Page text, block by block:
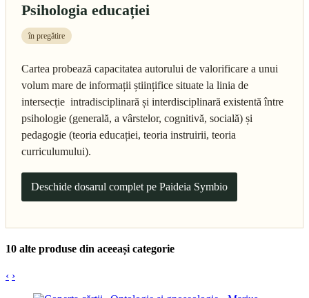
Psihologia educației
în pregătire
Cartea probează capacitatea autorului de valorificare a unui
volum mare de informații științifice situate la linia de
intersecție intradisciplinară și interdisciplinară existentă între
psihologie (generală, a vârstelor, cognitivă, socială) și
pedagogie (teoria educației, teoria instruirii, teoria
curriculumului).
Deschide dosarul complet pe Paideia Symbio
10 alte produse din aceeași categorie
‹ ›